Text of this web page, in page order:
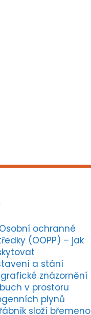
Osobní ochranné
(OOPP) – jak
a stání
znázornění
v prostoru
plynů
složí břemeno